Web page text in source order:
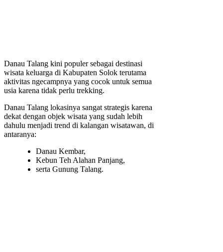
Danau Talang kini populer sebagai destinasi
wisata keluarga di Kabupaten Solok terutama
aktivitas ngecampnya yang cocok untuk semua
usia karena tidak perlu trekking.
Danau Talang lokasinya sangat strategis karena
dekat dengan objek wisata yang sudah lebih
dahulu menjadi trend di kalangan wisatawan, di
antaranya:
Danau Kembar,
Kebun Teh Alahan Panjang,
serta Gunung Talang.